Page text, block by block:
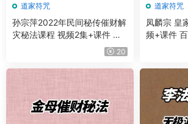
道家符咒
孙宗萍2022年民间秘传催财解
灾秘法课程 视频2集+课件 百
20
道家符咒
凤麟宗 皇
频+课件